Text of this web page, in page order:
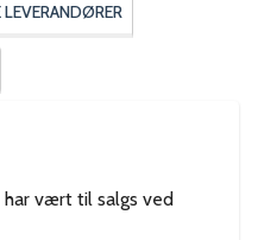
LEVERANDØRER
vært til salgs ved